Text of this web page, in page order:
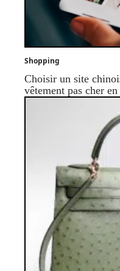
Shopping
Choisir un site
vêtement pas cher